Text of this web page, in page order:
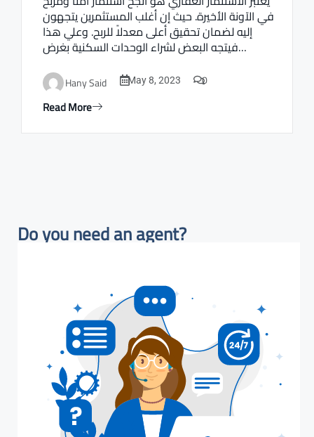
في الآونة الأخيرة. حيث إن أغلب المستثمرين يتجهون
إليه لضمان تحقيق أعلى معدلاً للربح. وعلي هذا
فيتجه البعض لشراء الوحدات السكنية بغرض…
Hany Said May 8, 2023 0
Read More
Do you need an agent?​